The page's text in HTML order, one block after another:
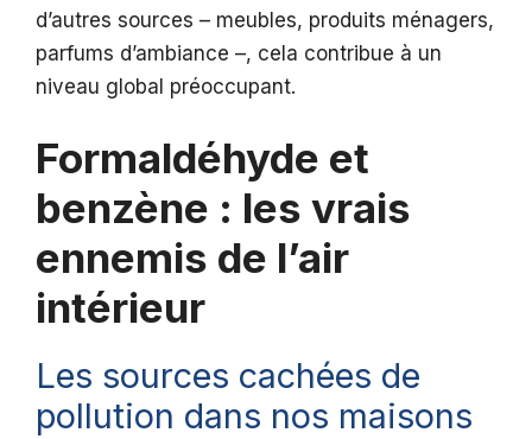
d’autres sources – meubles, produits ménagers,
parfums d’ambiance –, cela contribue à un
niveau global préoccupant.
Formaldéhyde et
benzène : les vrais
ennemis de l’air
intérieur
Les sources cachées de
pollution dans nos maisons